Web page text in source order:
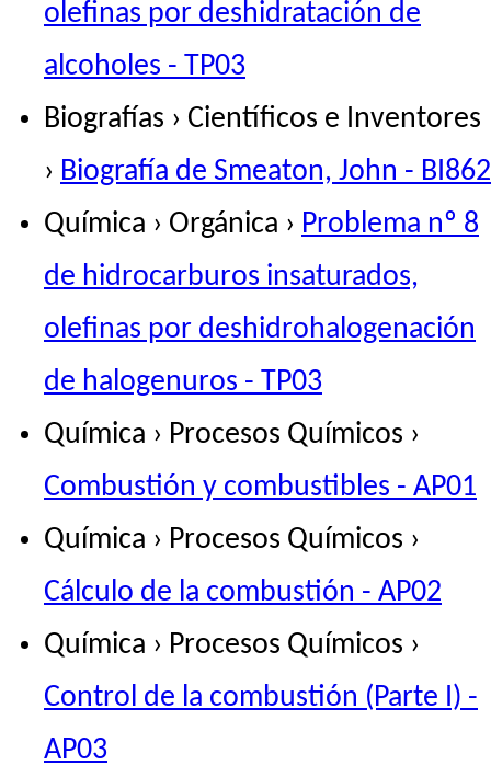
olefinas por deshidratación de
alcoholes - TP03
Biografías › Científicos e Inventores
› Biografía de Smeaton, John - BI862
Química › Orgánica › Problema nº 8
de hidrocarburos insaturados,
olefinas por deshidrohalogenación
de halogenuros - TP03
Química › Procesos Químicos ›
Combustión y combustibles - AP01
Química › Procesos Químicos ›
Cálculo de la combustión - AP02
Química › Procesos Químicos ›
Control de la combustión (Parte I) -
AP03